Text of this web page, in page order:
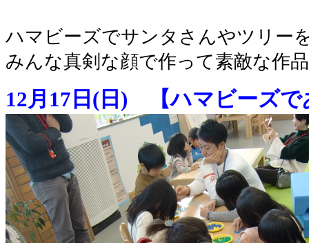
ハマビーズでサンタさんやツリー
みんな真剣な顔で作って素敵な作
12月17日(日) 【ハマビーズで